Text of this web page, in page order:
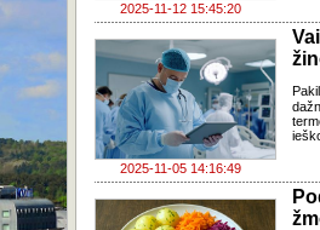
2025-11-12 15:45:20
2025-11-05 14:16:49